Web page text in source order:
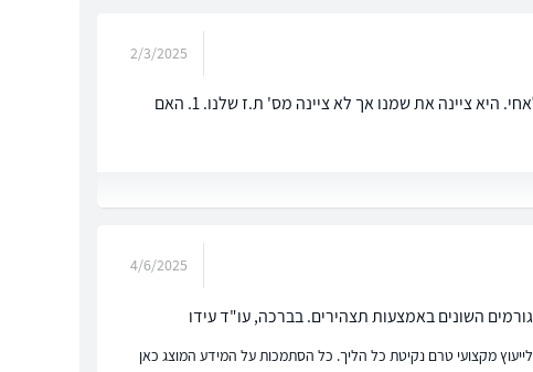
2/3/2025
שלום, דודתי השאירה צוואה בכתב יד רק לגבי דירתה בה היא מורישה אותה לי ולאחי. היא ציינה את שמנו אך לא ציינה מס' ת.ז שלנו. 1. האם
4/6/2025
השונים באמצעות תצהירים. בברכה, עו"ד עידו
מקצועי טרם נקיטת כל הליך. כל הסתמכות על המידע המוצג כאן